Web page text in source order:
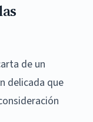
de un
delicada que